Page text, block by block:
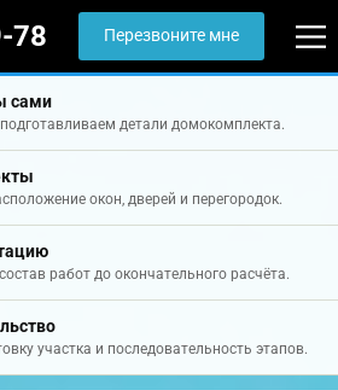
78 Перезвоните мне
сами
детали домокомплекта.
окон, дверей и перегородок.
работ до окончательного расчёта.
участка и последовательность этапов.